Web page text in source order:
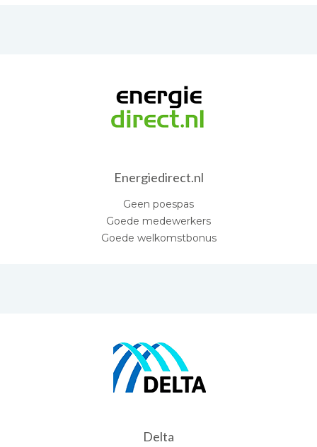
Energiedirect.nl
Geen poespas
Goede medewerkers
Goede welkomstbonus
Delta